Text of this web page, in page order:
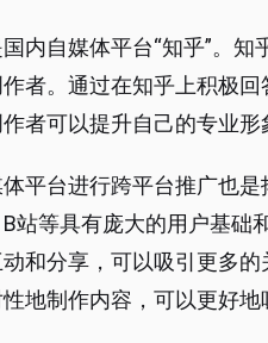
内自媒体平台“知乎”。
者。通过在知乎上积极
者可以提升自己的专业
平台进行跨平台推广也
站等具有庞大的用户基础
和分享，可以吸引更多
地制作内容，可以更好